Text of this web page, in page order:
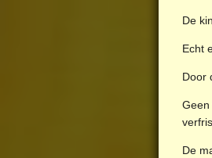
De
Echt
Door
De